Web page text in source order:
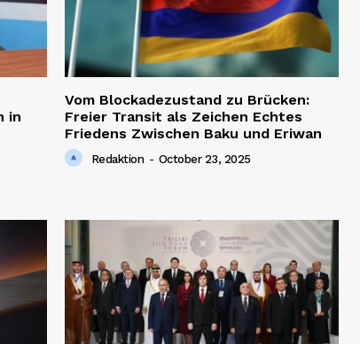
in
Vom Blockadezustand zu Brücken:
Freier Transit als Zeichen Echtes
Friedens Zwischen Baku und Eriwan
Redaktion - October 23, 2025